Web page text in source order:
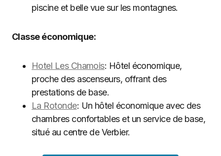
piscine et belle vue sur les montagnes.
Classe économique:
Hotel Les Chamois: Hôtel économique,
proche des ascenseurs, offrant des
prestations de base.
La Rotonde: Un hôtel économique avec des
chambres confortables et un service de base,
situé au centre de Verbier.